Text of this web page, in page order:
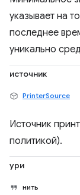
указывает на
последнее
уникально
источник
PrinterSource
Источник
политикой).
ури
нить